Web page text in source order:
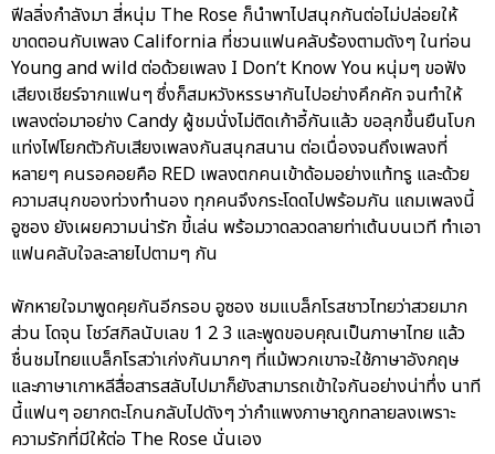
ฟีลลิ่งกำลังมา สี่หนุ่ม The Rose ก็นำพาไปสนุกกันต่อไม่ปล่อยให้
ขาดตอนกับเพลง California ที่ชวนแฟนคลับร้องตามดังๆ ในท่อน
Young and wild ต่อด้วยเพลง I Don’t Know You หนุ่มๆ ขอฟัง
เสียงเชียร์จากแฟนๆ ซึ่งก็สมหวังหรรษากันไปอย่างคึกคัก จนทำให้
เพลงต่อมาอย่าง Candy ผู้ชมนั่งไม่ติดเก้าอี้กันแล้ว ขอลุกขึ้นยืนโบก
แท่งไฟโยกตัวกับเสียงเพลงกันสนุกสนาน ต่อเนื่องจนถึงเพลงที่
หลายๆ คนรอคอยคือ RED เพลงตกคนเข้าด้อมอย่างแท้ทรู และด้วย
ความสนุกของท่วงทำนอง ทุกคนจึงกระโดดไปพร้อมกัน แถมเพลงนี้
อูซอง ยังเผยความน่ารัก ขี้เล่น พร้อมวาดลวดลายท่าเต้นบนเวที ทำเอา
แฟนคลับใจละลายไปตามๆ กัน
พักหายใจมาพูดคุยกันอีกรอบ อูซอง ชมแบล็กโรสชาวไทยว่าสวยมาก
ส่วน โดจุน โชว์สกิลนับเลข 1 2 3 และพูดขอบคุณเป็นภาษาไทย แล้ว
ชื่นชมไทยแบล็กโรสว่าเก่งกันมากๆ ที่แม้พวกเขาจะใช้ภาษาอังกฤษ
และภาษาเกาหลีสื่อสารสลับไปมาก็ยังสามารถเข้าใจกันอย่างน่าทึ่ง นาที
นี้แฟนๆ อยากตะโกนกลับไปดังๆ ว่ากำแพงภาษาถูกทลายลงเพราะ
ความรักที่มีให้ต่อ The Rose นั่นเอง